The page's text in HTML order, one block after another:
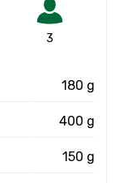
3
180 g
400 g
150 g